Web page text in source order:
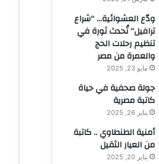
ودّع العشوائية… “شراع
ترافيل” تُحدث ثورة في
تنظيم رحلات الحج
والعمرة من مصر
مايو 23, 2025
جولة صحفية في حياة
كاتبة مصرية
يناير 26, 2025
أمنية الطنطاوي .. كاتبة
من العيار الثقيل
يناير 20, 2025